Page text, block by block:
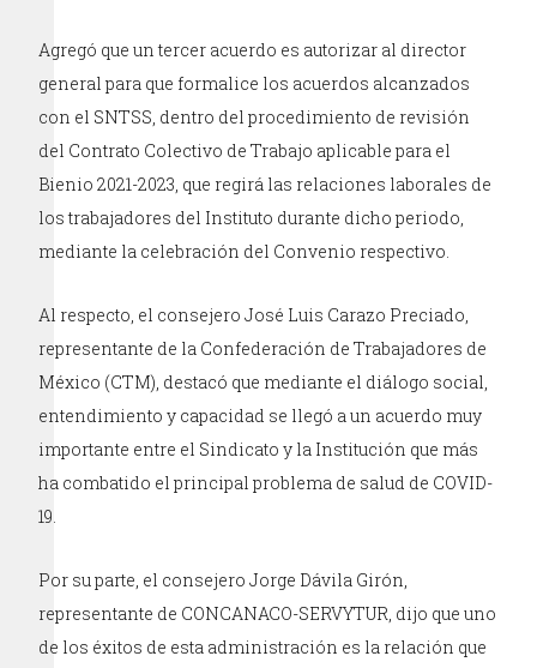
Agregó que un tercer acuerdo es autorizar al director
general para que formalice los acuerdos alcanzados
con el SNTSS, dentro del procedimiento de revisión
del Contrato Colectivo de Trabajo aplicable para el
Bienio 2021-2023, que regirá las relaciones laborales de
los trabajadores del Instituto durante dicho periodo,
mediante la celebración del Convenio respectivo.
Al respecto, el consejero José Luis Carazo Preciado,
representante de la Confederación de Trabajadores de
México (CTM), destacó que mediante el diálogo social,
entendimiento y capacidad se llegó a un acuerdo muy
importante entre el Sindicato y la Institución que más
ha combatido el principal problema de salud de COVID-
19.
Por su parte, el consejero Jorge Dávila Girón,
representante de CONCANACO-SERVYTUR, dijo que uno
de los éxitos de esta administración es la relación que